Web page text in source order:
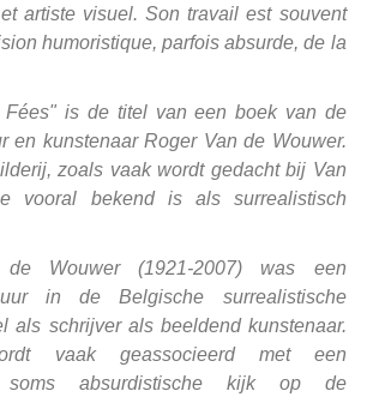
artiste visuel. Son travail est souvent
humoristique, parfois absurde, de la
is de titel van een boek van de
en kunstenaar Roger Van de Wouwer.
zoals vaak wordt gedacht bij Van
vooral bekend is als surrealistisch
Wouwer (1921-2007) was een
in de Belgische surrealistische
als schrijver als beeldend kunstenaar.
vaak geassocieerd met een
soms absurdistische kijk op de